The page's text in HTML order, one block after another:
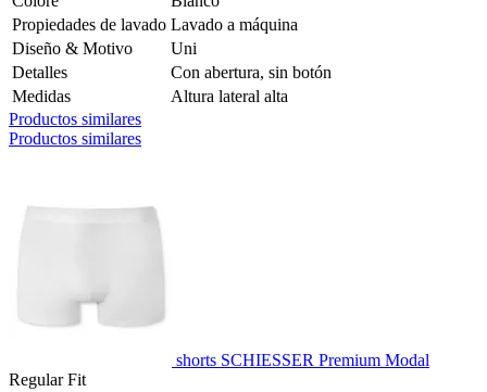
Propiedades de lavado Lavado a máquina
Diseño & Motivo
Uni
Detalles
Con abertura, sin botón
Medidas
Altura lateral alta
Productos similares
Productos similares
shorts SCHIESSER Premium Modal
Regular Fit